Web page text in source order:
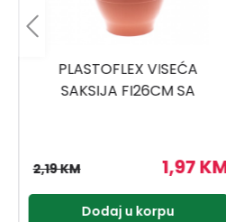
AGROTOOLS KANISTER 25L
SA SLAVINOM
14,39
15,99 KM
Dodaj u korpu